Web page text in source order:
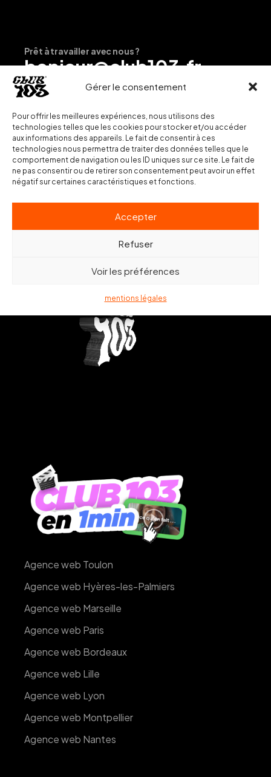
Gérer le consentement
Pour offrir les meilleures expériences, nous utilisons des
technologies telles que les cookies pour stocker et/ou accéder
aux informations des appareils. Le fait de consentir à ces
technologies nous permettra de traiter des données telles que le
comportement de navigation ou les ID uniques sur ce site. Le fait de
ne pas consentir ou de retirer son consentement peut avoir un effet
négatif sur certaines caractéristiques et fonctions.
Accepter
Refuser
Voir les préférences
mentions légales
Prêt à travailler avec nous ?
bonjour@club103.fr
Agence web Toulon
Agence web Hyères-les-Palmiers
Agence web Marseille
Agence web Paris
Agence web Bordeaux
Agence web Lille
Agence web Lyon
Agence web Montpellier
Agence web Nantes